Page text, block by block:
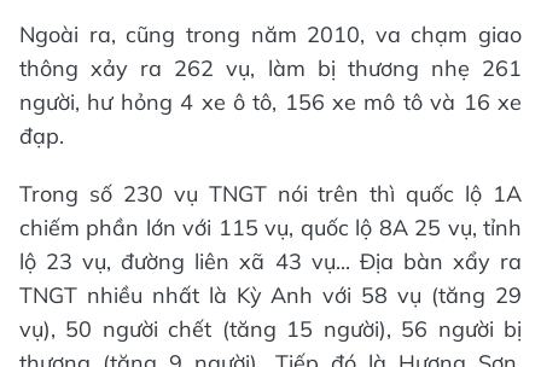
Ngoài ra, cũng trong năm 2010, va chạm giao
thông xảy ra 262 vụ, làm bị thương nhẹ 261
người, hư hỏng 4 xe ô tô, 156 xe mô tô và 16 xe
đạp.
Trong số 230 vụ TNGT nói trên thì quốc lộ 1A
chiếm phần lớn với 115 vụ, quốc lộ 8A 25 vụ, tỉnh
lộ 23 vụ, đường liên xã 43 vụ... Địa bàn xẩy ra
TNGT nhiều nhất là Kỳ Anh với 58 vụ (tăng 29
vụ), 50 người chết (tăng 15 người), 56 người bị